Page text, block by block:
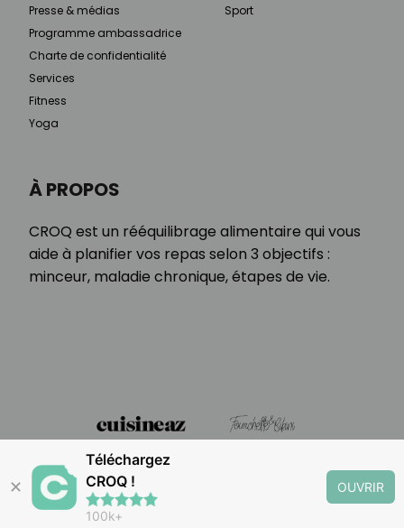
À PROPOS
CROQ est un rééquilibrage alimentaire qui vous
aide à planifier vos repas selon 3 objectifs :
minceur, maladie chronique, étapes de vie.
Presse & médias
Programme ambassadrice
Charte de confidentialité
Services
Fitness
Yoga
Sport
✕
Téléchargez
CROQ !
100k+
OUVRIR